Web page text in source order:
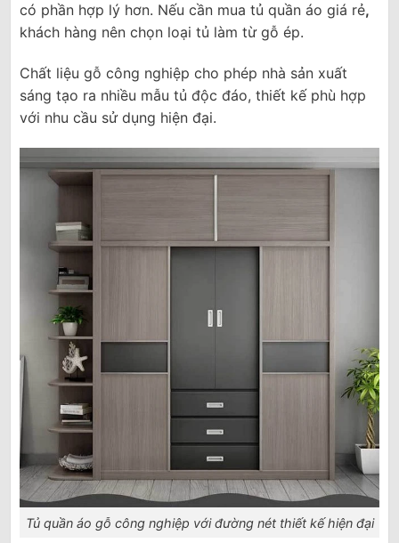
có phần hợp lý hơn. Nếu cần mua tủ quần áo giá rẻ,
khách hàng nên chọn loại tủ làm từ gỗ ép.
Chất liệu gỗ công nghiệp cho phép nhà sản xuất
sáng tạo ra nhiều mẫu tủ độc đáo, thiết kế phù hợp
với nhu cầu sử dụng hiện đại.
Tủ quần áo gỗ công nghiệp với đường nét thiết kế hiện đại